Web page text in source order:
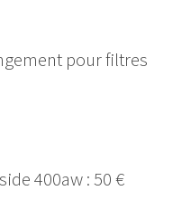
pour filtres
400aw : 50 €